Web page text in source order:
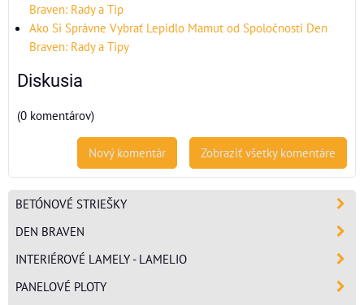
Braven: Rady a Tip
Ako Si Správne Vybrať Lepidlo Mamut od Spoločnosti Den
Braven: Rady a Tipy
Diskusia
(0 komentárov)
Zobraziť všetky komentáre
Nový komentár
BETÓNOVÉ STRIEŠKY
DEN BRAVEN
INTERIÉROVÉ LAMELY - LAMELIO
PANELOVÉ PLOTY